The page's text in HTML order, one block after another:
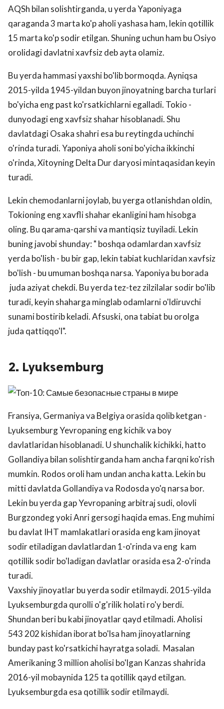
AQSh bilan solishtirganda, u yerda Yaponiyaga
qaraganda 3 marta ko'p aholi yashasa ham, lekin qotillik
15 marta ko'p sodir etilgan. Shuning uchun ham bu Osiyo
orolidagi davlatni xavfsiz deb ayta olamiz.
Bu yerda hammasi yaxshi bo'lib bormoqda. Ayniqsa
2015-yilda 1945-yildan buyon jinoyatning barcha turlari
bo'yicha eng past ko'rsatkichlarni egalladi. Tokio -
dunyodagi eng xavfsiz shahar hisoblanadi. Shu
davlatdagi Osaka shahri esa bu reytingda uchinchi
o'rinda turadi. Yaponiya aholi soni bo'yicha ikkinchi
o'rinda, Xitoyning Delta Dur daryosi mintaqasidan keyin
turadi.
Lekin chemodanlarni joylab, bu yerga otlanishdan oldin,
Tokioning eng xavfli shahar ekanligini ham hisobga
oling. Bu qarama-qarshi va mantiqsiz tuyiladi. Lekin
buning javobi shunday: " boshqa odamlardan xavfsiz
yerda bo'lish - bu bir gap, lekin tabiat kuchlaridan xavfsiz
bo'lish - bu umuman boshqa narsa. Yaponiya bu borada
juda aziyat chekdi. Bu yerda tez-tez zilzilalar sodir bo'lib
turadi, keyin shaharga minglab odamlarni o'ldiruvchi
sunami bostirib keladi. Afsuski, ona tabiat bu orolga
juda qattiqqo'l".
2. Lyuksemburg
Fransiya, Germaniya va Belgiya orasida qolib ketgan -
Lyuksemburg Yevropaning eng kichik va boy
davlatlaridan hisoblanadi. U shunchalik kichikki, hatto
Gollandiya bilan solishtirganda ham ancha farqni ko'rish
mumkin. Rodos oroli ham undan ancha katta. Lekin bu
mitti davlatda Gollandiya va Rodosda yo'q narsa bor.
Lekin bu yerda gap Yevropaning arbitraj sudi, olovli
Burgzondeg yoki Anri gersogi haqida emas. Eng muhimi
bu davlat IHT mamlakatlari orasida eng kam jinoyat
sodir etiladigan davlatlardan 1-o'rinda va eng kam
qotillik sodir bo'ladigan davlatlar orasida esa 2-o'rinda
turadi.
Vaxshiy jinoyatlar bu yerda sodir etilmaydi. 2015-yilda
Lyuksemburgda qurolli o'g'rilik holati ro'y berdi.
Shundan beri bu kabi jinoyatlar qayd etilmadi. Aholisi
543 202 kishidan iborat bo'lsa ham jinoyatlarning
bunday past ko'rsatkichi hayratga soladi. Masalan
Amerikaning 3 million aholisi bo'lgan Kanzas shahrida
2016-yil mobaynida 125 ta qotillik qayd etilgan.
Lyuksemburgda esa qotillik sodir etilmaydi.